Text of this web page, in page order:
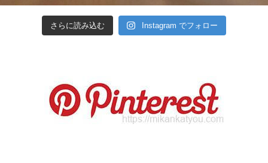
さらに読み込む Instagram でフォロー